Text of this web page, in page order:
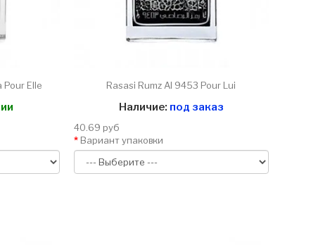
Pour Elle Rasasi Rumz Al 9453 Pour Lui
Наличие: под заказ
40.69 руб
Вариант упаковки